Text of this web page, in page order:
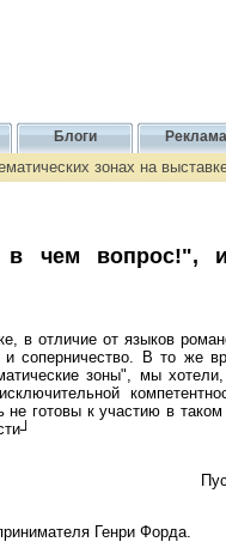
Блоги Реклама
зонах на
чем вопрос!",
в отличие от языков
соперничество. В то же
зоны", мы
не готовы к участию в
Генри Форда.